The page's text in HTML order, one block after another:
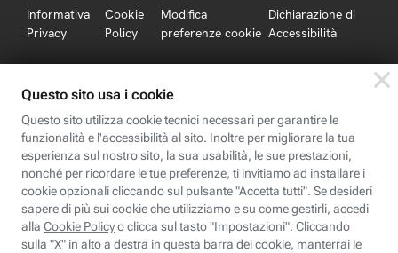
Informativa
Privacy
Cookie
Policy
Modifica
preferenze cookie
Dichiarazione di
Accessibilità